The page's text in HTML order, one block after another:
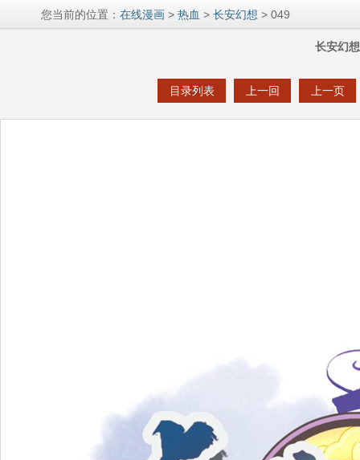
您当前的位置：在线漫画 >热血 >长安幻想 > 049
长安幻
目录列表 上一回 上一页